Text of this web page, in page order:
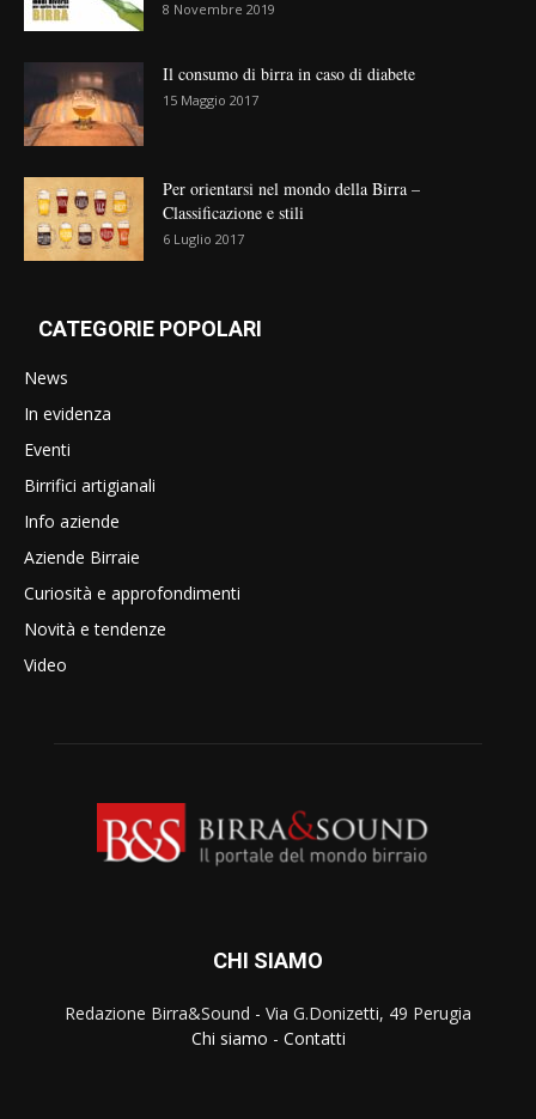
8 Novembre 2019
Il consumo di birra in caso di diabete
15 Maggio 2017
Per orientarsi nel mondo della Birra –
Classificazione e stili
6 Luglio 2017
CATEGORIE POPOLARI
News
In evidenza
Eventi
Birrifici artigianali
Info aziende
Aziende Birraie
Curiosità e approfondimenti
Novità e tendenze
Video
CHI SIAMO
Redazione Birra&Sound - Via G.Donizetti, 49 Perugia
Chi siamo - Contatti